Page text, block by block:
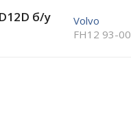
б/у
Volvo
FH12 93-00